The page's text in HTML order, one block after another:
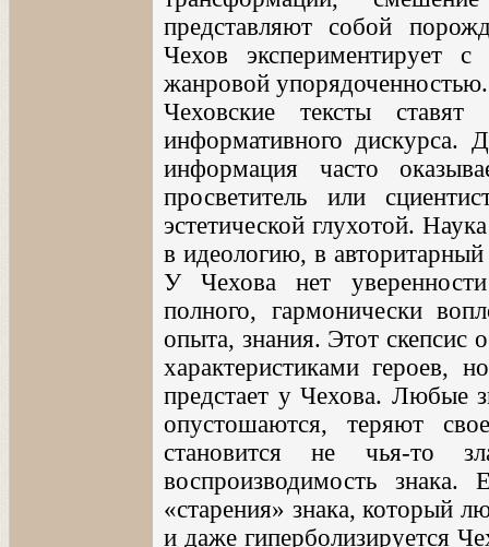
представляют собой
Чехов экспериментирует
жанровой упорядоченностью.
Чеховские тексты
информативного дискурса.
информация часто
просветитель или
эстетической глухотой.
в идеологию, в
У Чехова нет
полного, гармонически
опыта, знания. Этот скепсис
характеристиками героев,
предстает у Чехова. Любые
опустошаются, теряют
становится не чья-то
воспроизводимость знака.
«старения» знака, который
и даже гиперболизируется